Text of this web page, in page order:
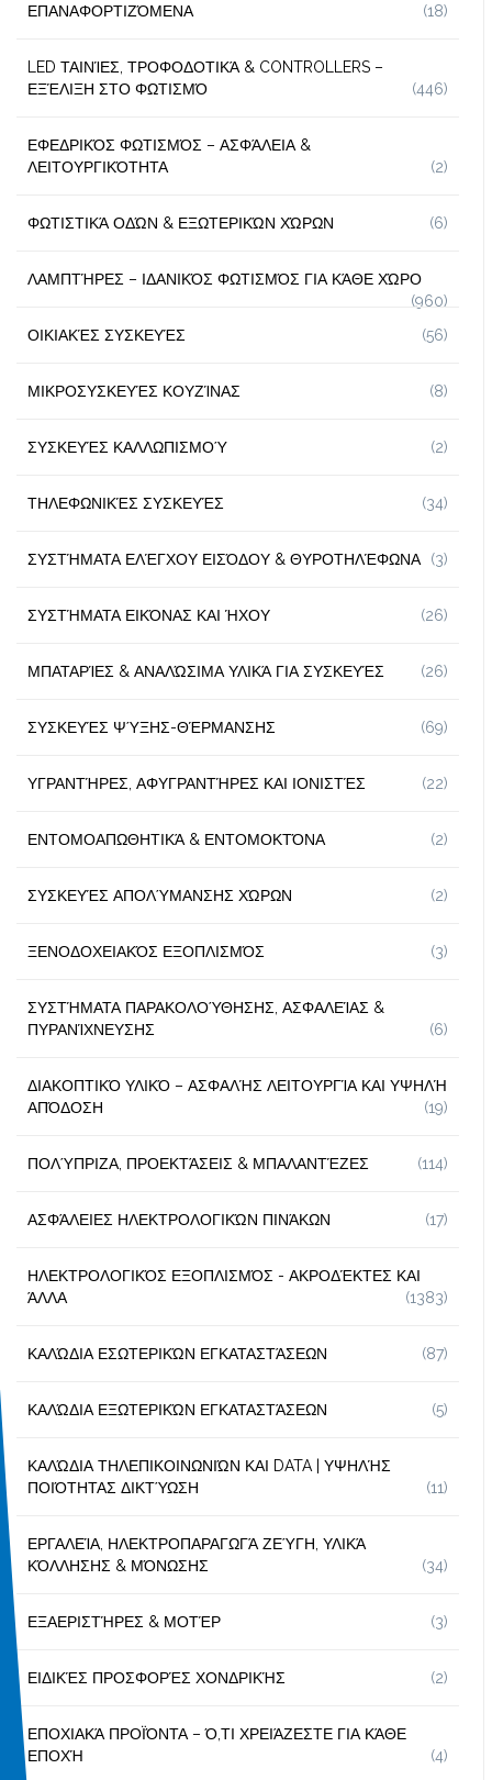
ΕΠΑΝΑΦΟΡΤΙΖΌΜΕΝΑ
(18)
LED ΤΑΙΝΊΕΣ, ΤΡΟΦΟΔΟΤΙΚΆ & CONTROLLERS –
ΕΞΈΛΙΞΗ ΣΤΟ ΦΩΤΙΣΜΌ
(446)
ΕΦΕΔΡΙΚΌΣ ΦΩΤΙΣΜΌΣ – ΑΣΦΆΛΕΙΑ &
ΛΕΙΤΟΥΡΓΙΚΌΤΗΤΑ
(2)
ΦΩΤΙΣΤΙΚΆ ΟΔΏΝ & ΕΞΩΤΕΡΙΚΏΝ ΧΏΡΩΝ (6)
ΛΑΜΠΤΉΡΕΣ – ΙΔΑΝΙΚΌΣ ΦΩΤΙΣΜΌΣ ΓΙΑ ΚΆΘΕ ΧΏΡΟ
(960)
ΟΙΚΙΑΚΈΣ ΣΥΣΚΕΥΈΣ
(56)
ΜΙΚΡΟΣΥΣΚΕΥΈΣ ΚΟΥΖΊΝΑΣ (8)
ΣΥΣΚΕΥΈΣ ΚΑΛΛΩΠΙΣΜΟΎ (2)
ΤΗΛΕΦΩΝΙΚΈΣ ΣΥΣΚΕΥΈΣ (34)
ΣΥΣΤΉΜΑΤΑ ΕΛΈΓΧΟΥ ΕΙΣΌΔΟΥ & ΘΥΡΟΤΗΛΈΦΩΝΑ (3)
ΣΥΣΤΉΜΑΤΑ ΕΙΚΌΝΑΣ ΚΑΙ ΉΧΟΥ (26)
ΜΠΑΤΑΡΊΕΣ & ΑΝΑΛΏΣΙΜΑ ΥΛΙΚΆ ΓΙΑ ΣΥΣΚΕΥΈΣ (26)
ΣΥΣΚΕΥΈΣ ΨΎΞΗΣ-ΘΈΡΜΑΝΣΗΣ (69)
ΥΓΡΑΝΤΉΡΕΣ, ΑΦΥΓΡΑΝΤΉΡΕΣ ΚΑΙ ΙΟΝΙΣΤΈΣ (22)
ΕΝΤΟΜΟΑΠΩΘΗΤΙΚΆ & ΕΝΤΟΜΟΚΤΌΝΑ (2)
ΣΥΣΚΕΥΈΣ ΑΠΟΛΎΜΑΝΣΗΣ ΧΏΡΩΝ (2)
ΞΕΝΟΔΟΧΕΙΑΚΌΣ ΕΞΟΠΛΙΣΜΌΣ (3)
ΣΥΣΤΉΜΑΤΑ ΠΑΡΑΚΟΛΟΎΘΗΣΗΣ, ΑΣΦΑΛΕΊΑΣ &
ΠΥΡΑΝΊΧΝΕΥΣΗΣ
(6)
ΔΙΑΚΟΠΤΙΚΌ ΥΛΙΚΌ – ΑΣΦΑΛΉΣ ΛΕΙΤΟΥΡΓΊΑ ΚΑΙ ΥΨΗΛΉ
ΑΠΌΔΟΣΗ
(19)
ΠΟΛΎΠΡΙΖΑ, ΠΡΟΕΚΤΆΣΕΙΣ & ΜΠΑΛΑΝΤΈΖΕΣ (114)
ΑΣΦΆΛΕΙΕΣ ΗΛΕΚΤΡΟΛΟΓΙΚΏΝ ΠΙΝΆΚΩΝ (17)
ΗΛΕΚΤΡΟΛΟΓΙΚΌΣ ΕΞΟΠΛΙΣΜΌΣ - ΑΚΡΟΔΈΚΤΕΣ ΚΑΙ
ΆΛΛΑ
(1383)
ΚΑΛΏΔΙΑ ΕΣΩΤΕΡΙΚΏΝ ΕΓΚΑΤΑΣΤΆΣΕΩΝ (87)
ΚΑΛΏΔΙΑ ΕΞΩΤΕΡΙΚΏΝ ΕΓΚΑΤΑΣΤΆΣΕΩΝ (5)
ΚΑΛΏΔΙΑ ΤΗΛΕΠΙΚΟΙΝΩΝΙΏΝ ΚΑΙ DATA | ΥΨΗΛΉΣ
ΠΟΙΌΤΗΤΑΣ ΔΙΚΤΎΩΣΗ
(11)
ΕΡΓΑΛΕΊΑ, ΗΛΕΚΤΡΟΠΑΡΑΓΩΓΆ ΖΕΎΓΗ, ΥΛΙΚΆ
ΚΌΛΛΗΣΗΣ & ΜΌΝΩΣΗΣ
(34)
ΕΞΑΕΡΙΣΤΉΡΕΣ & ΜΟΤΈΡ (3)
ΕΙΔΙΚΈΣ ΠΡΟΣΦΟΡΈΣ ΧΟΝΔΡΙΚΉΣ (2)
ΕΠΟΧΙΑΚΆ ΠΡΟΪΌΝΤΑ – Ό,ΤΙ ΧΡΕΙΆΖΕΣΤΕ ΓΙΑ ΚΆΘΕ
ΕΠΟΧΉ
(4)